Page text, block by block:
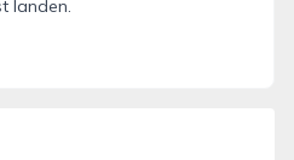
landen.